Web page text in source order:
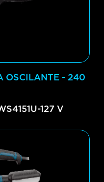
OSCILANTE - 240
127 V